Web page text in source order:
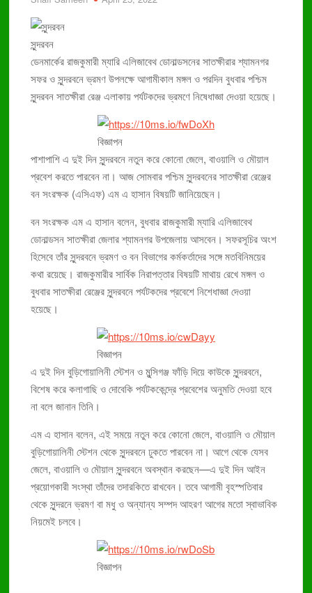
ডেঙ্গুতে আরও ৬ মৃত্যু, নতুন ভর্তি ৮৬৯ জন
৮৩ হাজার কারাবন্দীর জন্য চিকিৎসক ৪ জন
বছরে প্রায় দুই হাজার মানুষ লিম্ফোমায় মারা যায়
ঢামেকে ইন্টার্ন চিকিৎসকদের কর্মবিরতি প্রত্যাহার
সুন্দরবন
ডেনমার্কের রাজকুমারী ম্যারি এলিজাবেথ ডোনাল্ডসনের সাতক্ষীরার শ্যামনগর
সফর ও সুন্দরবনে ভ্রমণ উপলক্ষে আগামীকাল মঙ্গল ও পরদিন বুধবার পশ্চিম
সুন্দরবন সাতক্ষীরা রেঞ্জ এলাকায় পর্যটকদের ভ্রমণে নিষেধাজ্ঞা দেওয়া হয়েছে।
বিজ্ঞাপন
পাশাপাশি এ দুই দিন সুন্দরবনে নতুন করে কোনো জেলে, বাওয়ালি ও মৌয়াল
প্রবেশ করতে পারবেন না। আজ সোমবার পশ্চিম সুন্দরবনের সাতক্ষীরা রেঞ্জের
বন সংরক্ষক (এসিএফ) এম এ হাসান বিষয়টি জানিয়েছেন।
বন সংরক্ষক এম এ হাসান বলেন, বুধবার রাজকুমারী ম্যারি এলিজাবেথ
ডোনাল্ডসন সাতক্ষীরা জেলার শ্যামনগর উপজেলায় আসবেন। সফরসূচির অংশ
হিসেবে তাঁর সুন্দরবনে ভ্রমণ ও বন বিভাগের কর্মকর্তাদের সঙ্গে মতবিনিময়ের
কথা রয়েছে। রাজকুমারীর সার্বিক নিরাপত্তার বিষয়টি মাথায় রেখে মঙ্গল ও
বুধবার সাতক্ষীরা রেঞ্জের সুন্দরবনে পর্যটকদের প্রবেশে নিশেধাজ্ঞা দেওয়া
হয়েছে।
বিজ্ঞাপন
এ দুই দিন বুড়িগোয়ালিনী স্টেশন ও মুন্সিগঞ্জ ফাঁড়ি দিয়ে কাউকে সুন্দরবনে,
বিশেষ করে কলাগাছি ও দোবেকি পর্যটককেন্দ্রে প্রবেশের অনুমতি দেওয়া হবে
না বলে জানান তিনি।
এম এ হাসান বলেন, এই সময়ে নতুন করে কোনো জেলে, বাওয়ালি ও মৌয়াল
বুড়িগোয়ালিনী স্টেশন থেকে সুন্দরবনে ঢুকতে পারবেন না। আগে থেকে যেসব
জেলে, বাওয়ালি ও মৌয়াল সুন্দরবনে অবস্থান করছেন—এ দুই দিন আইন
প্রয়োগকারী সংস্থা তাঁদের তদারকিতে রাখবেন। তবে আগামী বৃহস্পতিবার
থেকে সুন্দরনে ভ্রমণ বা মধু ও অন্যান্য সম্পদ আহরণ আগের মতো স্বাভাবিক
নিয়মেই চলবে।
বিজ্ঞাপন